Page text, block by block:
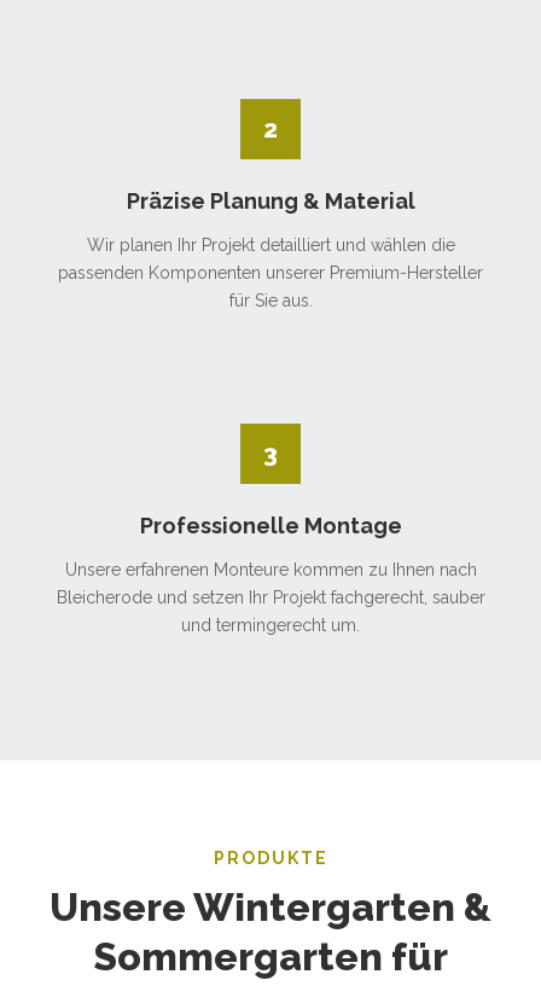
2
Präzise Planung & Material
Wir planen Ihr Projekt detailliert und wählen die
passenden Komponenten unserer Premium-Hersteller
für Sie aus.
3
Professionelle Montage
Unsere erfahrenen Monteure kommen zu Ihnen nach
Bleicherode und setzen Ihr Projekt fachgerecht, sauber
und termingerecht um.
PRODUKTE
Unsere Wintergarten &
Sommergarten für